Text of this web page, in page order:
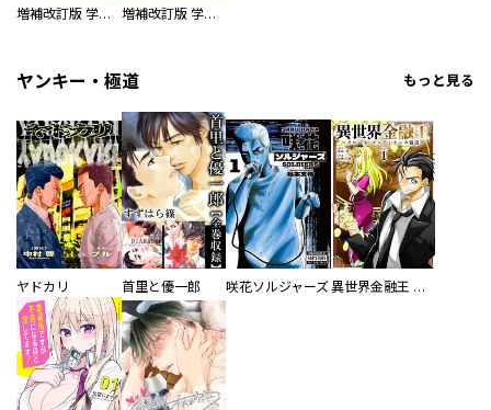
増補改訂版 学研まんが NEW世界の歴史 別巻 人物学習事典 増補改訂版 学研まんが NEW世界の歴史 別巻 世界遺産学習事典
ヤンキー・極道 もっと見る
ヤドカリ 首里と優一郎 咲花ソルジャーズ 異世界金融王 ～クローネ・ゴルディオンの覇道～